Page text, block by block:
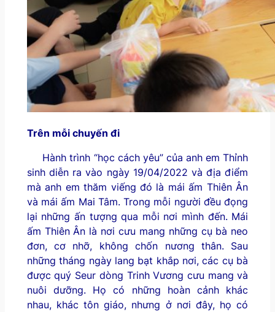
Trên mỗi chuyến đi
Hành trình “học cách yêu” của anh em Thỉnh
sinh diễn ra vào ngày 19/04/2022 và địa điểm
mà anh em thăm viếng đó là mái ấm Thiên Ân
và mái ấm Mai Tâm. Trong mỗi người đều đọng
lại những ấn tượng qua mỗi nơi mình đến. Mái
ấm Thiên Ân là nơi cưu mang những cụ bà neo
đơn, cơ nhỡ, không chốn nương thân. Sau
những tháng ngày lang bạt khắp nơi, các cụ bà
được quý Seur dòng Trinh Vương cưu mang và
nuôi dưỡng. Họ có những hoàn cảnh khác
nhau, khác tôn giáo, nhưng ở nơi đây, họ có